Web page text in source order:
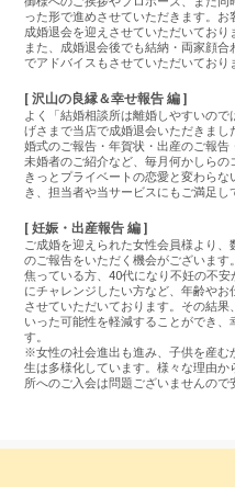
った形で進めさせていただきます。
成婚退会を迎えさせていただいており
また、成婚退会後でも結納・両家顔
でアドバイスもさせていただいており
[ 沢山の良縁＆幸せ報告 編 ]
よく「結婚相談所は離婚しやすいの
げさまで当店で成婚退会いただきま
婚式のご報告・年賀状・出産のご報
未婚者のご紹介など、毎月何かしらの
きっとプライベートの恋愛と変わら
き、担当者や当サービスにもご満足し
[ 妊娠・出産報告 編 ]
ご成婚を迎えられた女性会員様より
のご報告をいただく機会がございま
焦っている方、40代になり不妊の不
にチャレンジしたい方など、年齢やお
させていただいております。その結
いった可能性を軽減することができ
す。
※女性の社会進出も進み、子供を産む
生は多様化しています。様々な理由か
所へのご入会は問題ございませんので